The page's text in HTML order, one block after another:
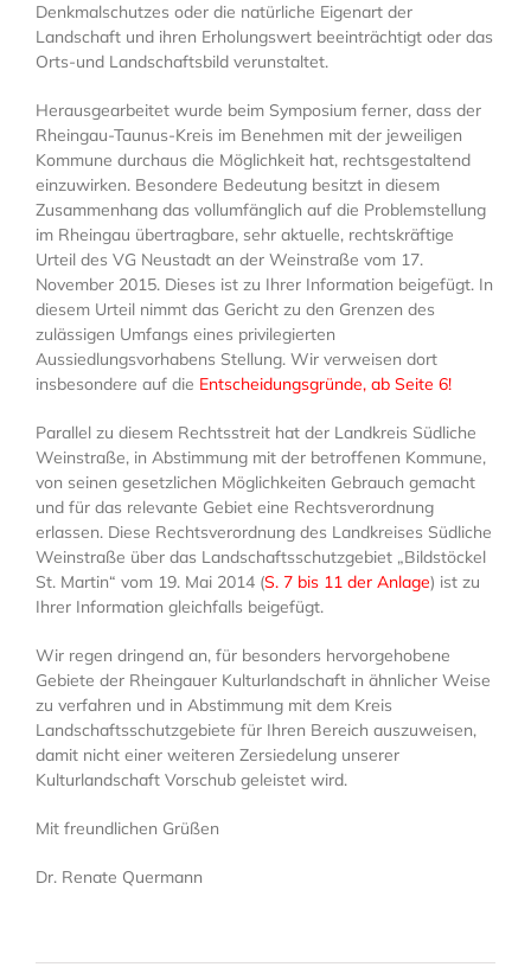
Denkmalschutzes oder die natürliche Eigenart der
Landschaft und ihren Erholungswert beeinträchtigt oder das
Orts-und Landschaftsbild verunstaltet.
Herausgearbeitet wurde beim Symposium ferner, dass der
Rheingau-Taunus-Kreis im Benehmen mit der jeweiligen
Kommune durchaus die Möglichkeit hat, rechtsgestaltend
einzuwirken. Besondere Bedeutung besitzt in diesem
Zusammenhang das vollumfänglich auf die Problemstellung
im Rheingau übertragbare, sehr aktuelle, rechtskräftige
Urteil des VG Neustadt an der Weinstraße vom 17.
November 2015. Dieses ist zu Ihrer Information beigefügt. In
diesem Urteil nimmt das Gericht zu den Grenzen des
zulässigen Umfangs eines privilegierten
Aussiedlungsvorhabens Stellung. Wir verweisen dort
insbesondere auf die Entscheidungsgründe, ab Seite 6!
Parallel zu diesem Rechtsstreit hat der Landkreis Südliche
Weinstraße, in Abstimmung mit der betroffenen Kommune,
von seinen gesetzlichen Möglichkeiten Gebrauch gemacht
und für das relevante Gebiet eine Rechtsverordnung
erlassen. Diese Rechtsverordnung des Landkreises Südliche
Weinstraße über das Landschaftsschutzgebiet „Bildstöckel
St. Martin“ vom 19. Mai 2014 (S. 7 bis 11 der Anlage) ist zu
Ihrer Information gleichfalls beigefügt.
Wir regen dringend an, für besonders hervorgehobene
Gebiete der Rheingauer Kulturlandschaft in ähnlicher Weise
zu verfahren und in Abstimmung mit dem Kreis
Landschaftsschutzgebiete für Ihren Bereich auszuweisen,
damit nicht einer weiteren Zersiedelung unserer
Kulturlandschaft Vorschub geleistet wird.
Mit freundlichen Grüßen
Dr. Renate Quermann